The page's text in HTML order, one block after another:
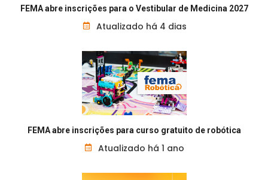
FEMA abre inscrições para o Vestibular de Medicina 2027
Atualizado há 4 dias
FEMA abre inscrições para curso gratuito de robótica
Atualizado há 1 ano